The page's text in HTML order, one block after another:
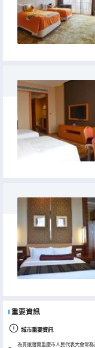
重要資訊
城市重要資訊
為貫徹落實重慶市人民代表大會常